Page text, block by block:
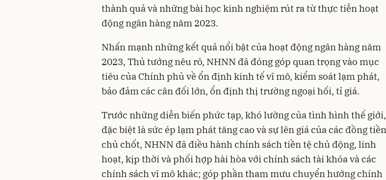
thành quả và những bài học kinh nghiệm rút ra từ thực tiễn hoạt
động ngân hàng năm 2023.
Nhấn mạnh những kết quả nổi bật của hoạt động ngân hàng năm
2023, Thủ tướng nêu rõ, NHNN đã đóng góp quan trọng vào mục
tiêu của Chính phủ về ổn định kinh tế vĩ mô, kiểm soát lạm phát,
bảo đảm các cân đối lớn, ổn định thị trường ngoại hối, tỉ giá.
Trước những diễn biến phức tạp, khó lường của tình hình thế giới,
đặc biệt là sức ép lạm phát tăng cao và sự lên giá của các đồng tiền
chủ chốt, NHNN đã điều hành chính sách tiền tệ chủ động, linh
hoạt, kịp thời và phối hợp hài hòa với chính sách tài khóa và các
chính sách vĩ mô khác; góp phần tham mưu chuyển hướng chính